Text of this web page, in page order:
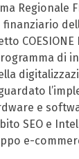
Regionale
COESIONE
di
e
SEO e
e-